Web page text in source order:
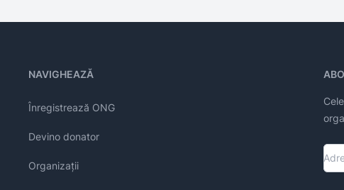
NAVIGHEAZĂ
Înregistrează ONG
Devino donator
Organizații